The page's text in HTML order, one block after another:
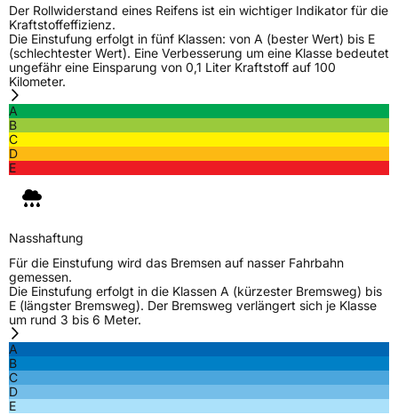
Der Rollwiderstand eines Reifens ist ein wichtiger Indikator für die
Kraftstoffeffizienz.
Die Einstufung erfolgt in fünf Klassen: von A (bester Wert) bis E
(schlechtester Wert). Eine Verbesserung um eine Klasse bedeutet
ungefähr eine Einsparung von 0,1 Liter Kraftstoff auf 100
Kilometer.
A
B
C
D
E
Nasshaftung
Für die Einstufung wird das Bremsen auf nasser Fahrbahn
gemessen.
Die Einstufung erfolgt in die Klassen A (kürzester Bremsweg) bis
E (längster Bremsweg). Der Bremsweg verlängert sich je Klasse
um rund 3 bis 6 Meter.
A
B
C
D
E